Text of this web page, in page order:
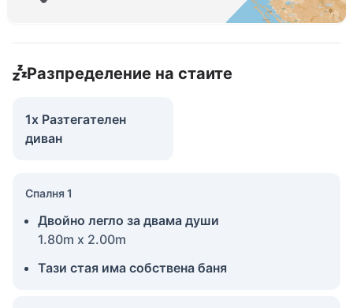
Разпределение на стаите
1x Разтегателен
диван
Спалня 1
Двойно легло за двама души
1.80m x 2.00m
Тази стая има собствена баня